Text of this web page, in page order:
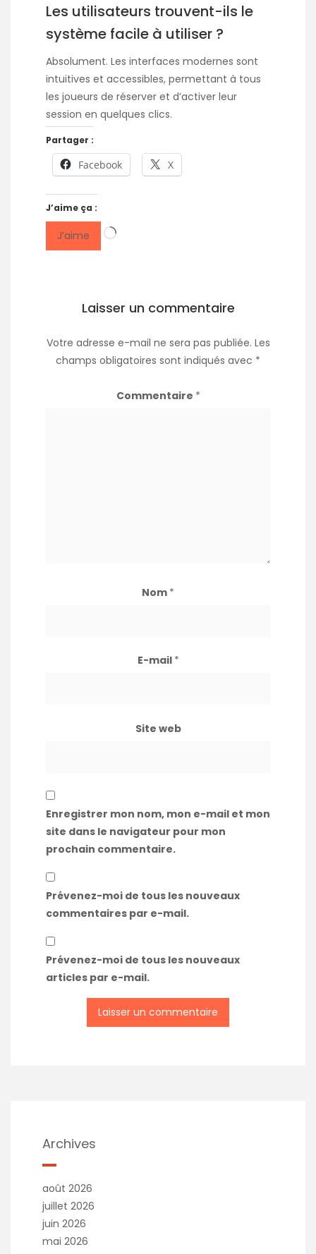
Les utilisateurs trouvent-ils le
système facile à utiliser ?
Absolument. Les interfaces modernes sont
intuitives et accessibles, permettant à tous
les joueurs de réserver et d’activer leur
session en quelques clics.
Partager :
Facebook X
J’aime ça :
J’aime Chargement…
Laisser un commentaire
Votre adresse e-mail ne sera pas publiée. Les
champs obligatoires sont indiqués avec *
Commentaire *
Nom *
E-mail *
Site web
Enregistrer mon nom, mon e-mail et mon
site dans le navigateur pour mon
prochain commentaire.
Prévenez-moi de tous les nouveaux
commentaires par e-mail.
Prévenez-moi de tous les nouveaux
articles par e-mail.
Archives
août 2026
juillet 2026
juin 2026
mai 2026